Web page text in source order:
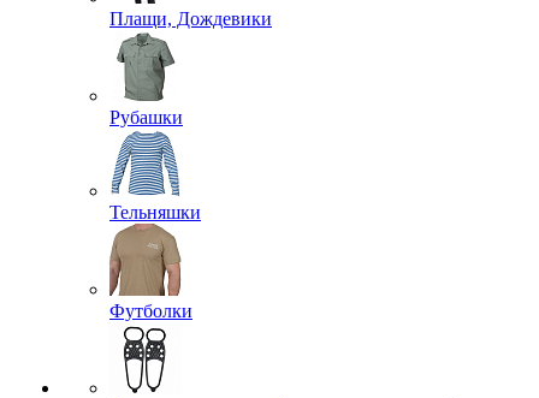
Плащи, Дождевики
Рубашки
Тельняшки
Футболки